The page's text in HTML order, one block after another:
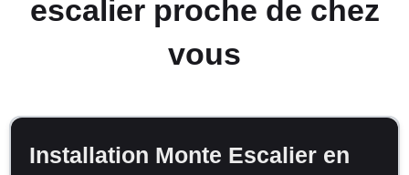
escalier proche de chez
vous
Installation Monte Escalier en